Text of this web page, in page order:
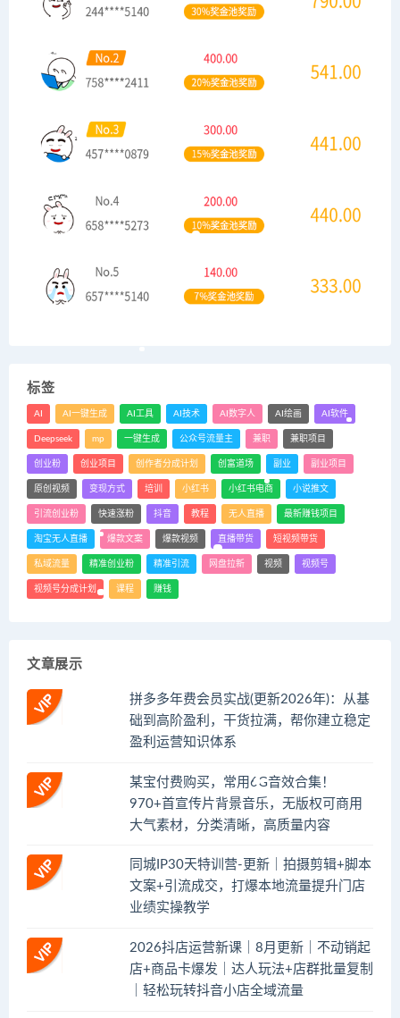
标签
AI AI一键生成 AI工具 AI技术 AI数字人 AI绘画 AI软件
Deepseek mp 一键生成 公众号流量主 兼职 兼职项目
创业粉 创业项目 创作者分成计划 创富道场 副业 副业项目
原创视频 变现方式 培训 小红书 小红书电商 小说推文
引流创业粉 快速涨粉 抖音 教程 无人直播 最新赚钱项目
淘宝无人直播 爆款文案 爆款视频 直播带货 短视频带货
私域流量 精准创业粉 精准引流 网盘拉新 视频 视频号
视频号分成计划 课程 赚钱
文章展示
拼多多年费会员实战(更新2026年)：从基
础到高阶盈利，干货拉满，帮你建立稳定
盈利运营知识体系
某宝付费购买，常用6G音效合集！
970+首宣传片背景音乐，无版权可商用
大气素材，分类清晰，高质量内容
同城IP30天特训营-更新｜拍摄剪辑+脚本
文案+引流成交，打爆本地流量提升门店
业绩实操教学
2026抖店运营新课｜8月更新｜不动销起
店+商品卡爆发｜达人玩法+店群批量复制
｜轻松玩转抖音小店全域流量